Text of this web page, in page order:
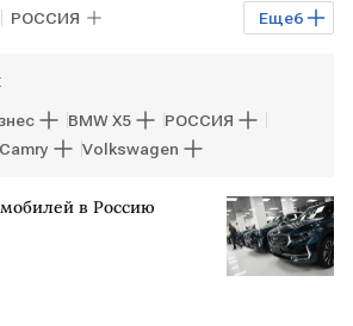
Еще6
РОССИЯ
BMW X5
РОССИЯ
Volkswagen
в Россию